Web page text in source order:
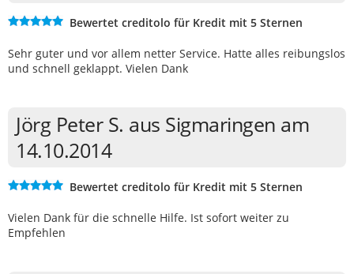
Bewertet creditolo für Kredit mit 5 Sternen
Sehr guter und vor allem netter Service. Hatte alles reibungslos
und schnell geklappt. Vielen Dank
Jörg Peter S. aus Sigmaringen am
14.10.2014
Bewertet creditolo für Kredit mit 5 Sternen
Vielen Dank für die schnelle Hilfe. Ist sofort weiter zu
Empfehlen